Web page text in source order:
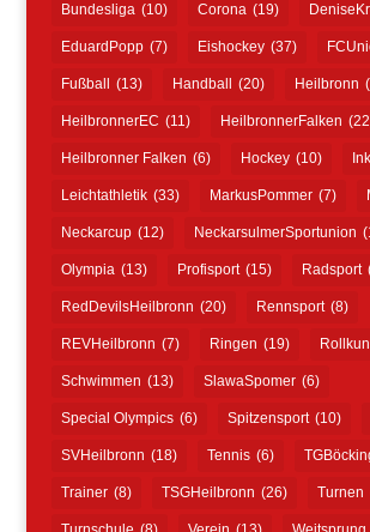
Bundesliga (10) Corona (19)
EduardPopp (7) Eishockey (37)
Fußball (13) Handball (20) Heilbronn
HeilbronnerEC (11) HeilbronnerFalken
Heilbronner Falken (6) Hockey (10)
Leichtathletik (33) MarkusPommer (7)
Neckarcup (12) NeckarsulmerSportunion
Olympia (13) Profisport (15) Radsport
RedDevilsHeilbronn (20) Rennsport (8)
REVHeilbronn (7) Ringen (19)
Schwimmen (13) SlawaSpomer (6)
Special Olympics (6) Spitzensport (10)
SVHeilbronn (18) Tennis (6)
Trainer (8) TSGHeilbronn (26) Turnen